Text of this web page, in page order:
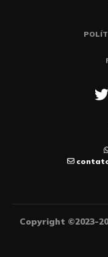
Copyright ©2023-